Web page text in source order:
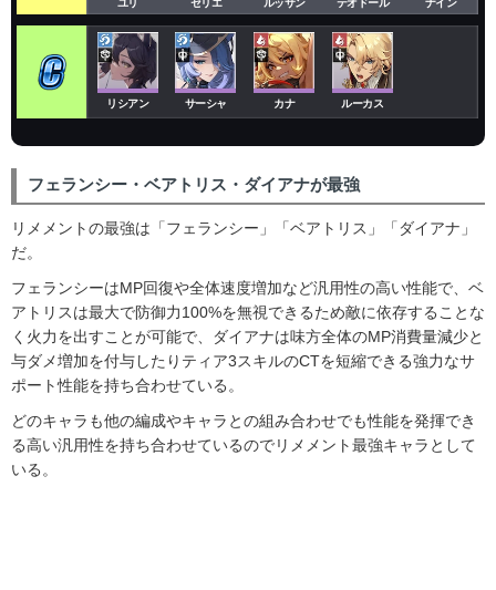
ユリ セリエ ルッサン テオドール ナイン
リシアン サーシャ カナ ルーカス
フェランシー・ベアトリス・ダイアナが最強
リメメントの最強は「フェランシー」「ベアトリス」「ダイアナ」
だ。
フェランシーはMP回復や全体速度増加など汎用性の高い性能で、ベ
アトリスは最大で防御力100%を無視できるため敵に依存することな
く火力を出すことが可能で、ダイアナは味方全体のMP消費量減少と
与ダメ増加を付与したりティア3スキルのCTを短縮できる強力なサ
ポート性能を持ち合わせている。
どのキャラも他の編成やキャラとの組み合わせでも性能を発揮でき
る高い汎用性を持ち合わせているのでリメメント最強キャラとして
いる。